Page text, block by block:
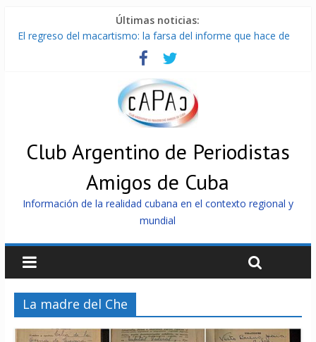
Últimas noticias:
El regreso del macartismo: la farsa del informe que hace de
Milei firmó memorándum con EE.UU sin informarlo
China presenta robots que pueden razonar, moverse y asistir
La Habana avanza en reconexión tras nuevo apagón
Más de 7 000 contenedores impedidos de llegar a Cuba
Club Argentino de Periodistas
Amigos de Cuba
Información de la realidad cubana en el contexto regional y
mundial
La madre del Che